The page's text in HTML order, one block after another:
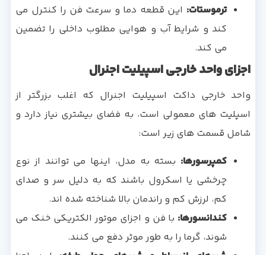
ترموستات: این قطعه دما و سرعت فن را کنترل می
کند و شرایط آب و هوایی مطلوب داخلی را تضمین
می کند.
اجزای واحد خارجی اسپیلیت اجنرال
واحد خارجی داکت اسپیلیت اجنرال که اغلب بزرگتر از
اسپلیت های معمولی است، به فضای بیشتری نیاز دارد و
شامل قسمت های زیر است:
کمپرسورها: بسته به مدل، اینها می توانند از نوع
چرخشی یا اسکرول باشند که به دلیل سر و صدای
کم، لرزش کم و راندمان بالا شناخته شده اند.
کندانسورها: با فن و اجزای موتور الکتریکی خنک می
شوند، گرما را به طور موثر دفع می کنند.